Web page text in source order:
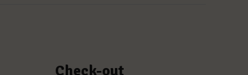
Check-out